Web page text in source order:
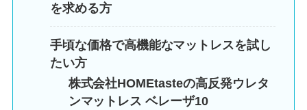
を求める方
手頃な価格で高機能なマットレスを試し
たい方
株式会社HOMEtasteの高反発ウレタ
ンマットレス ベレーザ10